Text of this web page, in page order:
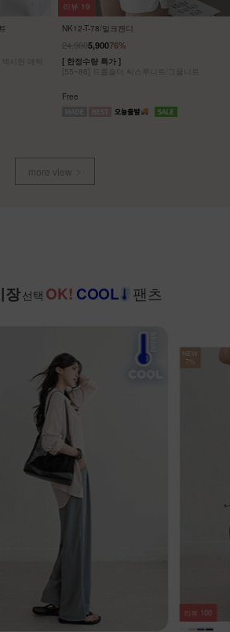
시한 매력
NK12-T-78/밀크캔디
76%
24,9005,900
[ 한정수량 특가 ]
[55~88] 드롭숄더 씨스루니트/그물니트
Free
리뷰 19
more view
장선택 OK! COOL 팬츠
NEW
7%
리뷰 100